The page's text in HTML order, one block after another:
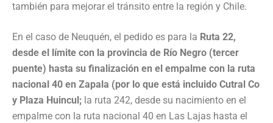
también para mejorar el tránsito entre la región y Chile.
En el caso de Neuquén, el pedido es para la Ruta 22,
desde el límite con la provincia de Río Negro (tercer
puente) hasta su finalización en el empalme con la ruta
nacional 40 en Zapala (por lo que está incluido Cutral Co
y Plaza Huincul; la ruta 242, desde su nacimiento en el
empalme con la ruta nacional 40 en Las Lajas hasta el